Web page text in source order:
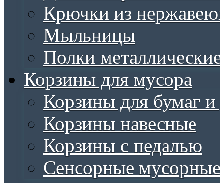
Крючки из
Мыльницы
Полки
Корзины для мусора
Корзины для бумаг
Корзины навесные
Корзины с педалью
Сенсорные